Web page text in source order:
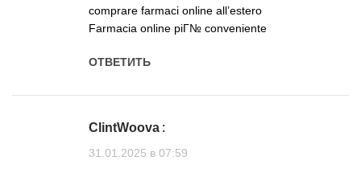
comprare farmaci online all’estero
Farmacia online piГ№ conveniente
ОТВЕТИТЬ
ClintWoova :
31.01.2025 в 07:59